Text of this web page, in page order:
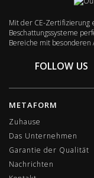
Mit der CE-Zertifizierung
Beschattungssysteme
Bereiche mit besonderen
FOLLOW US
METAFORM
Zuhause
Das Unternehmen
Garantie der Qualität
Nachrichten